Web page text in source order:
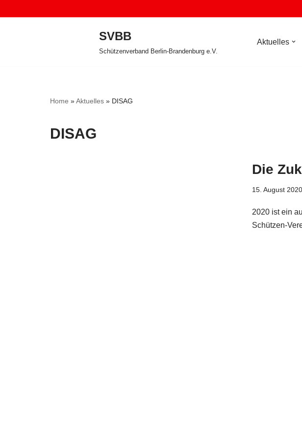
SVBB
Schützenverband Berlin-Brandenburg e.V.
Aktuelles
Home »Aktuelles » DISAG
DISAG
Die
15. August 2020
2020 ist ein
Schützen-